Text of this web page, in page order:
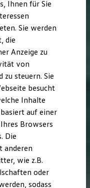
Produkte
Privatkunden
Ihnen für Sie
Sie werden
die
Anzeige zu
von
zu steuern. Sie
besucht
Inhalte
auf einer
Browsers
Die
anderen
wie z.B.
oder
sodass